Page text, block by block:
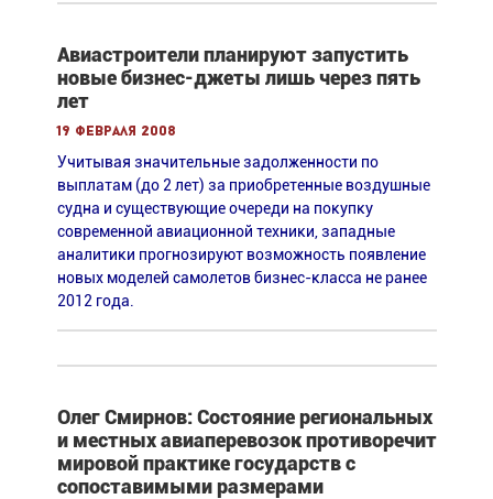
Авиастроители планируют запустить
новые бизнес-джеты лишь через пять
лет
19 февраля 2008
Учитывая значительные задолженности по
выплатам (до 2 лет) за приобретенные воздушные
судна и существующие очереди на покупку
современной авиационной техники, западные
аналитики прогнозируют возможность появление
новых моделей самолетов бизнес-класса не ранее
2012 года.
Олег Смирнов: Состояние региональных
и местных авиаперевозок противоречит
мировой практике государств с
сопоставимыми размерами